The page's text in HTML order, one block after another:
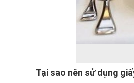
Tại sao nên sử dụng